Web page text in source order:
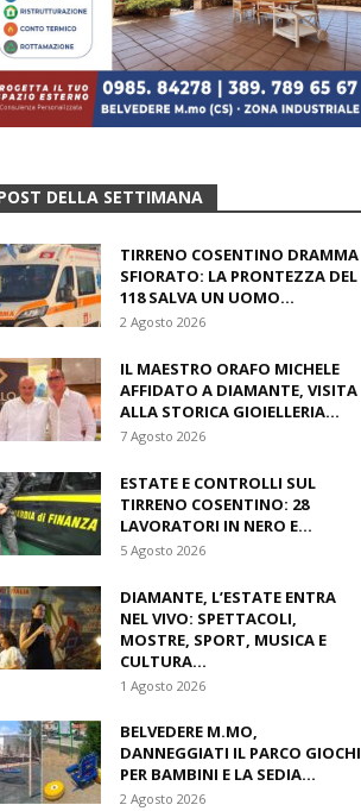
DELLA SETTIMANA
TIRRENO COSENTINO DRAMMA
SFIORATO: LA PRONTEZZA DEL
118 SALVA UN UOMO...
2 Agosto 2026
IL MAESTRO ORAFO MICHELE
AFFIDATO A DIAMANTE, VISITA
ALLA STORICA GIOIELLERIA...
7 Agosto 2026
ESTATE E CONTROLLI SUL
TIRRENO COSENTINO: 28
LAVORATORI IN NERO E...
5 Agosto 2026
DIAMANTE, L’ESTATE ENTRA
NEL VIVO: SPETTACOLI,
MOSTRE, SPORT, MUSICA E
CULTURA...
1 Agosto 2026
BELVEDERE M.MO,
DANNEGGIATI IL PARCO GIOCHI
PER BAMBINI E LA SEDIA...
2 Agosto 2026